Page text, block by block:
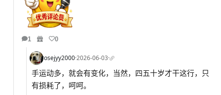
1 0
rosejyy2000·2026-06-03·
手运动多，就会有变化，当然，四五十岁才干这行，只
有损耗了，呵呵。